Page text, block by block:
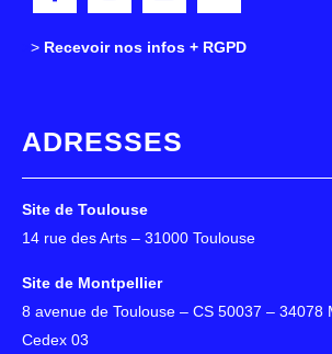
> Recevoir nos infos + RGPD
ADRESSES
Site de Toulouse
14 rue des Arts – 31000 Toulouse
Site de Montpellier
8 avenue de Toulouse – CS 50037 – 34078
Cedex 03